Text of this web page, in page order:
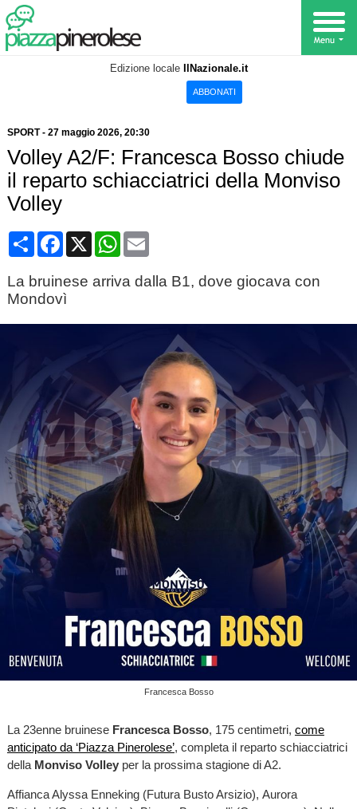
Edizione locale IlNazionale.it
ABBONATI
SPORT- 27 maggio 2026, 20:30
Volley A2/F: Francesca Bosso chiude
il reparto schiacciatrici della Monviso
Volley
CondividiFacebook
X WhatsApp
Email
La bruinese arriva dalla B1, dove giocava con
Mondovì
Francesca Bosso
La 23enne bruinese Francesca Bosso, 175 centimetri, come
anticipato da ‘Piazza Pinerolese’, completa il reparto schiacciatrici
della Monviso Volleyper la prossima stagione di A2.
Affianca Alyssa Enneking (Futura Busto Arsizio), Aurora